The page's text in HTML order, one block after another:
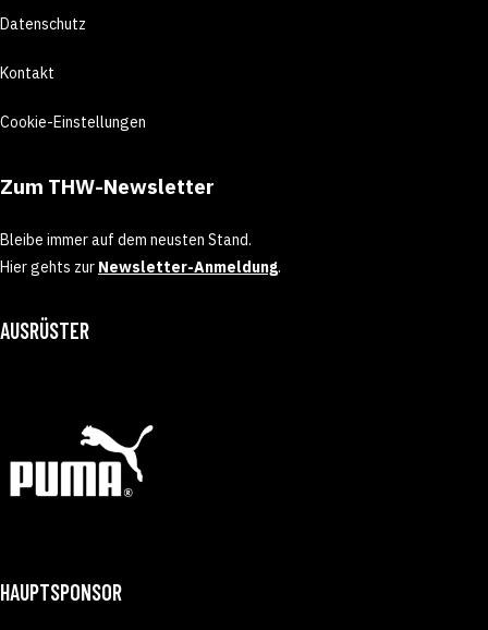
Datenschutz
Kontakt
Cookie-Einstellungen
Zum THW-Newsletter
Bleibe immer auf dem neusten Stand.
Hier gehts zur Newsletter-Anmeldung.
AUSRÜSTER
HAUPTSPONSOR